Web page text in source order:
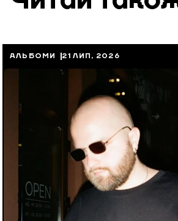
АЛЬБОМИ 21 ЛИП, 2026